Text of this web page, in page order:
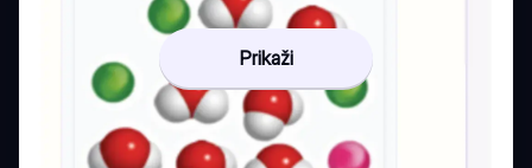
Prikaži